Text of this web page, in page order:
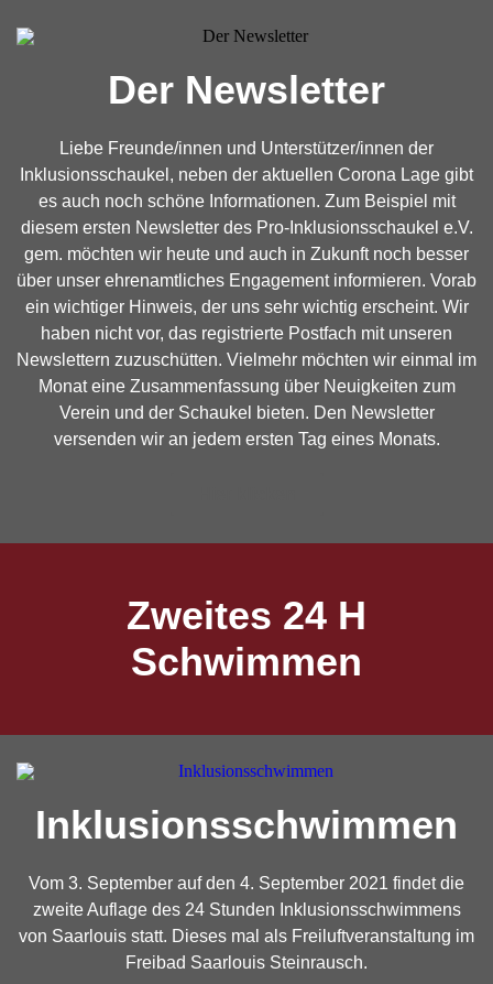
Der Newsletter
Liebe Freunde/innen und Unterstützer/innen der
Inklusionsschaukel, neben der aktuellen Corona Lage gibt
es auch noch schöne Informationen. Zum Beispiel mit
diesem ersten Newsletter des Pro-Inklusionsschaukel e.V.
gem. möchten wir heute und auch in Zukunft noch besser
über unser ehrenamtliches Engagement informieren. Vorab
ein wichtiger Hinweis, der uns sehr wichtig erscheint. Wir
haben nicht vor, das registrierte Postfach mit unseren
Newslettern zuzuschütten. Vielmehr möchten wir einmal im
Monat eine Zusammenfassung über Neuigkeiten zum
Verein und der Schaukel bieten. Den Newsletter
versenden wir an jedem ersten Tag eines Monats.
Zweites 24 H
Schwimmen
Inklusionsschwimmen
Vom 3. September auf den 4. September 2021 findet die
zweite Auflage des 24 Stunden Inklusionsschwimmens
von Saarlouis statt. Dieses mal als Freiluftveranstaltung im
Freibad Saarlouis Steinrausch.